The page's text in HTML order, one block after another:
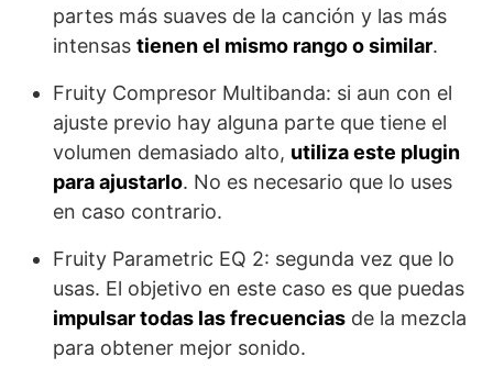
partes más suaves de la canción y las más
intensas tienen el mismo rango o similar.
Fruity Compresor Multibanda: si aun con el
ajuste previo hay alguna parte que tiene el
volumen demasiado alto, utiliza este plugin
para ajustarlo. No es necesario que lo uses
en caso contrario.
Fruity Parametric EQ 2: segunda vez que lo
usas. El objetivo en este caso es que puedas
impulsar todas las frecuencias de la mezcla
para obtener mejor sonido.